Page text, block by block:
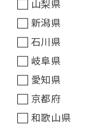
山梨県
新潟県
石川県
岐阜県
愛知県
京都府
和歌山県